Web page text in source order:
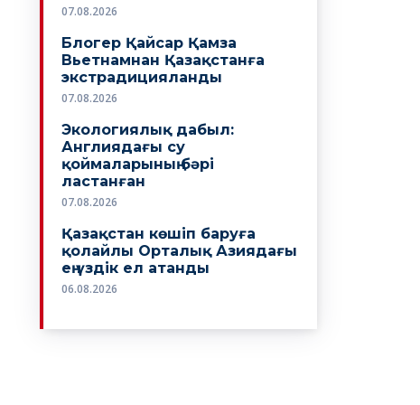
07.08.2026
Блогер Қайсар Қамза
Вьетнамнан Қазақстанға
экстрадицияланды
07.08.2026
Экологиялық дабыл:
Англиядағы су
қоймаларының бәрі
ластанған
07.08.2026
Қазақстан көшіп баруға
қолайлы Орталық Азиядағы
ең үздік ел атанды
06.08.2026